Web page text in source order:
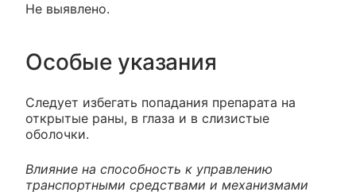
Не выявлено.
Особые указания
Следует избегать попадания препарата на
открытые раны, в глаза и в слизистые
оболочки.
Влияние на способность к управлению
транспортными средствами и механизмами